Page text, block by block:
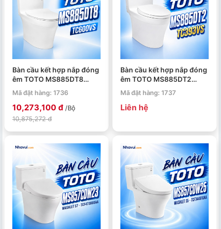
Bàn cầu kết hợp nắp đóng
êm TOTO MS885DT8
TC600VS
Mã đặt hàng: 1736
10,273,100 đ /Bộ
10,875,272 đ
Bàn cầu kết hợp nắp đóng
êm TOTO MS885DT2
TC393VS
Mã đặt hàng: 1737
Liên hệ